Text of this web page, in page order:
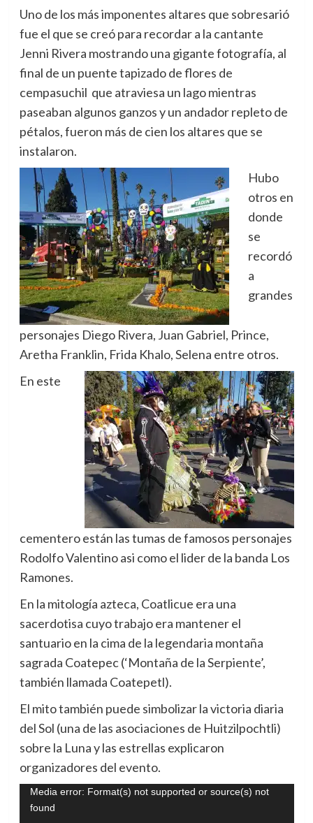
Uno de los más imponentes altares que sobresarió
fue el que se creó para recordar a la cantante
Jenni Rivera mostrando una gigante fotografía, al
final de un puente tapizado de flores de
cempasuchil que atraviesa un lago mientras
paseaban algunos ganzos y un andador repleto de
pétalos, fueron más de cien los altares que se
instalaron.
Hubo
otros en
donde
se
recordó
a
grandes
personajes Diego Rivera, Juan Gabriel, Prince,
Aretha Franklin, Frida Khalo, Selena entre otros.
En este
cementero están las tumas de famosos personajes
Rodolfo Valentino asi como el lider de la banda Los
Ramones.
En la mitología azteca, Coatlicue era una
sacerdotisa cuyo trabajo era mantener el
santuario en la cima de la legendaria montaña
sagrada Coatepec (‘Montaña de la Serpiente’,
también llamada Coatepetl).
El mito también puede simbolizar la victoria diaria
del Sol (una de las asociaciones de Huitzilpochtli)
sobre la Luna y las estrellas explicaron
organizadores del evento.
Reproductor
de
Media error: Format(s) not supported or source(s) not
found